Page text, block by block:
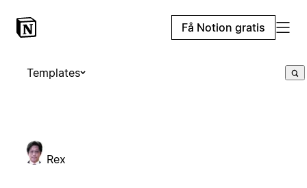
Få Notion gratis
Templates
Rex